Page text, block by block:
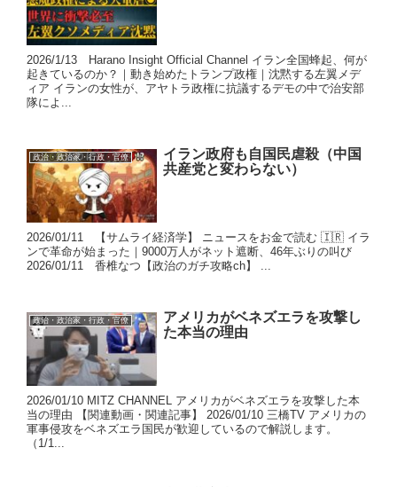
2026/1/13 Harano Insight Official Channel イラン全国蜂起、何が
起きているのか？｜動き始めたトランプ政権｜沈黙する左翼メデ
ィア イランの女性が、アヤトラ政権に抗議するデモの中で治安部
隊によ...
政治・政治家・行政・官僚
イラン政府も自国民虐殺（中国
共産党と変わらない）
2026/01/11 【サムライ経済学】 ニュースをお金で読む 🇮🇷 イラ
ンで革命が始まった｜9000万人がネット遮断、46年ぶりの叫び
2026/01/11 香椎なつ【政治のガチ攻略ch】 ...
政治・政治家・行政・官僚
アメリカがベネズエラを攻撃し
た本当の理由
2026/01/10 MITZ CHANNEL アメリカがベネズエラを攻撃した本
当の理由 【関連動画・関連記事】 2026/01/10 三橋TV アメリカの
軍事侵攻をベネズエラ国民が歓迎しているので解説します。
（1/1...